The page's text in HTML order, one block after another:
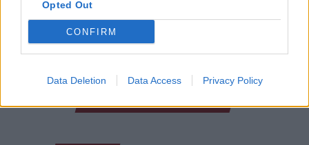
Opted Out
CONFIRM
Data Deletion Data Access Privacy Policy
para reabilitar o bairro mais antigo do Porto
Ponta Delgada: José Andrade apresenta livro sobre as
COMENTÁRIOS RECENTES